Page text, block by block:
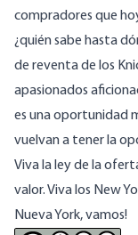
compradores que
¿quién sabe hasta
de reventa de los
apasionados
es una oportunidad
vuelvan a tener la
Viva la ley de la
valor. Viva los New
Nueva York, vamos!